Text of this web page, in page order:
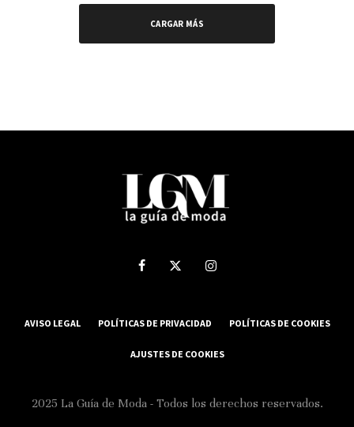
CARGAR MÁS
AVISO LEGAL POLÍTICAS DE PRIVACIDAD POLÍTICAS DE COOKIES
AJUSTES DE COOKIES
2025 La Guía de Moda - Todos los derechos reservados.